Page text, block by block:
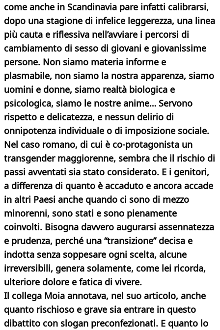
come anche in Scandinavia pare infatti calibrarsi,
dopo una stagione di infelice leggerezza, una linea
più cauta e riflessiva nell’avviare i percorsi di
cambiamento di sesso di giovani e giovanissime
persone. Non siamo materia informe e
plasmabile, non siamo la nostra apparenza, siamo
uomini e donne, siamo realtà biologica e
psicologica, siamo le nostre anime… Servono
rispetto e delicatezza, e nessun delirio di
onnipotenza individuale o di imposizione sociale.
Nel caso romano, di cui è co-protagonista un
transgender maggiorenne, sembra che il rischio di
passi avventati sia stato considerato. E i genitori,
a differenza di quanto è accaduto e ancora accade
in altri Paesi anche quando ci sono di mezzo
minorenni, sono stati e sono pienamente
coinvolti. Bisogna davvero augurarsi assennatezza
e prudenza, perché una “transizione” decisa e
indotta senza soppesare ogni scelta, alcune
irreversibili, genera solamente, come lei ricorda,
ulteriore dolore e fatica di vivere.
Il collega Moia annotava, nel suo articolo, anche
quanto rischioso e grave sia entrare in questo
dibattito con slogan preconfezionati. E quanto lo